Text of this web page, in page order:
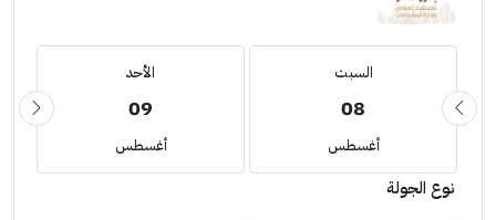
السبت
08
أغسطس
الأحد
09
أغسطس
نوع الجولة